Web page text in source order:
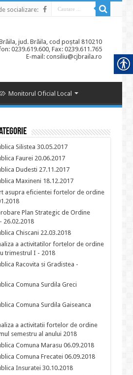
socializare:
jud. Brăila, cod poștal 810210
0239.619.600, Fax: 0239.611.765
E-mail: consiliu@cjbraila.ro
Monitorul Oficial Local
Silistea 30.05.2017
Faurei 20.06.2017
Dudesti 27.11.2017
Maxineni 18.12.2017
asupra eficientei fortelor de ordine
Plan Strategic de Ordine
26.02.2018
Chiscani 22.03.2018
a activitatilor fortelor de ordine
trimestrul I - 2018
Racovita si Gradistea -
Comuna Surdila Greci
Comuna Surdila Gaiseanca
a activitatii fortelor de ordine
semestru al anului 2018
Comuna Marasu 06.09.2018
Comuna Frecatei 06.09.2018
Insuratei 30.10.2018